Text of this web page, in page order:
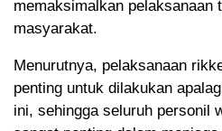
memaksimalkan pelaksanaan
masyarakat.
Menurutnya, pelaksanaan
penting untuk dilakukan
ini, sehingga seluruh personil